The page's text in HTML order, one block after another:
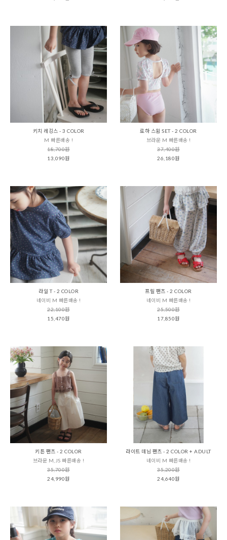
키치 레깅스 - 3 COLOR
M 빠른배송 !
18,700원
13,090원
로하 스윔 SET - 2 COLOR
브라운 M 빠른배송 !
37,400원
26,180원
라일 T - 2 COLOR
네이비 M 빠른배송 !
22,100원
15,470원
프릴 팬츠 - 2 COLOR
네이비 M 빠른배송 !
25,500원
17,850원
키튼 팬츠 - 2 COLOR
브라운 M,JS 빠른배송 !
35,700원
24,990원
라이트 데님 팬츠 - 2 COLOR + ADULT
네이비 M 빠른배송 !
35,200원
24,640원